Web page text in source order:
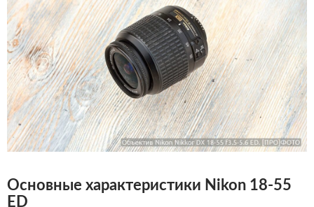
Основные характеристики Nikon 18-55
ED